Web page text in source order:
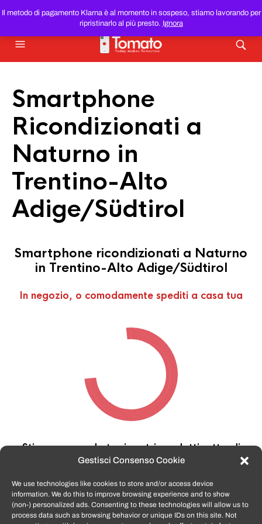
Gestisci Consenso Cookie
We use technologies like cookies to store and/or access device
information. We do this to improve browsing experience and to show
(non-) personalized ads. Consenting to these technologies will allow us to
process data such as browsing behavior or unique IDs on this site. Not
Il metodo di pagamento Klarna è al momento in sospeso, stiamo lavorando per
ripristinarlo al più presto. Ignora
SMARTPHONE E TABLET RICONDIZIONATIAL MIGLIOR
PREZZO DEL WEB!
Smartphone
Ricondizionati a
Naturno in
Trentino-Alto
Adige/Südtirol
Smartphone ricondizionati a Naturno
in Trentino-Alto Adige/Südtirol
In negozio, o comodamente spediti a casa tua
Stiamo cercando tra i nostri prodotti, attendi
qualche secondo…
TomatoSmartphone.itè lo shop n.1 in italia per
smartphone ricondizionati garantiti e certificati